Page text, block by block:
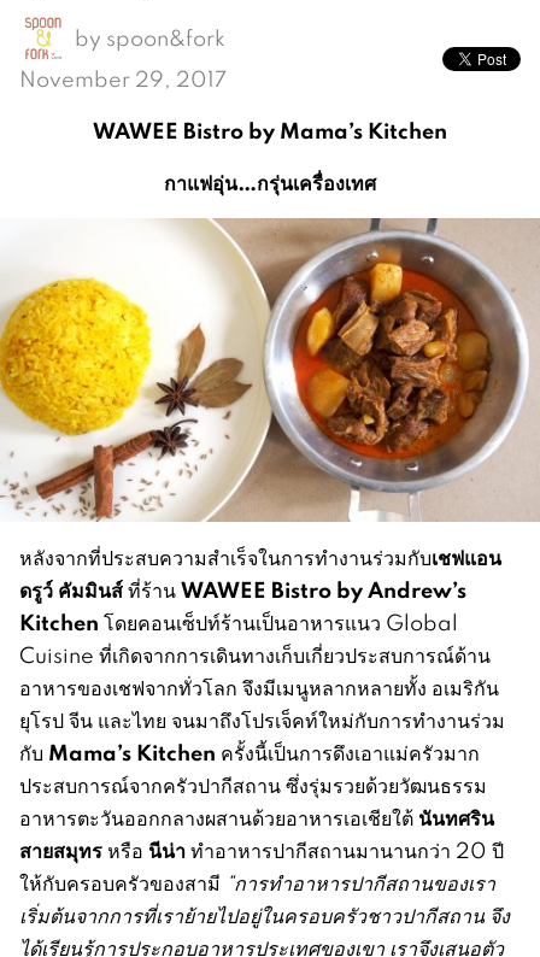
by spoon&fork
November 29, 2017
WAWEE Bistro by Mama’s Kitchen
กาแฟอุ่น…กรุ่นเครื่องเทศ
หลังจากที่ประสบความสำเร็จในการทำงานร่วมกับเชฟแอน
ดรูว์ คัมมินส์ที่ร้านWAWEE Bistro by Andrew’s
Kitchen โดยคอนเซ็ปท์ร้านเป็นอาหารแนว Global
Cuisine ที่เกิดจากการเดินทางเก็บเกี่ยวประสบการณ์ด้าน
อาหารของเชฟจากทั่วโลก จึงมีเมนูหลากหลายทั้ง อเมริกัน
ยุโรป จีน และไทย จนมาถึงโปรเจ็คท์ใหม่กับการทำงานร่วม
กับ Mama’s Kitchen ครั้งนี้เป็นการดึงเอาแม่ครัวมาก
ประสบการณ์จากครัวปากีสถาน ซึ่งรุ่มรวยด้วยวัฒนธรรม
อาหารตะวันออกกลางผสานด้วยอาหารเอเชียใต้ นันทศริน
สายสมุทรหรือ นีน่าทำอาหารปากีสถานมานานกว่า 20 ปี
ให้กับครอบครัวของสามี “การทำอาหารปากีสถานของเรา
เริ่มต้นจากการที่เราย้ายไปอยู่ในครอบครัวชาวปากีสถาน จึง
ได้เรียนรู้การประกอบอาหารประเทศของเขา เราจึงเสนอตัว